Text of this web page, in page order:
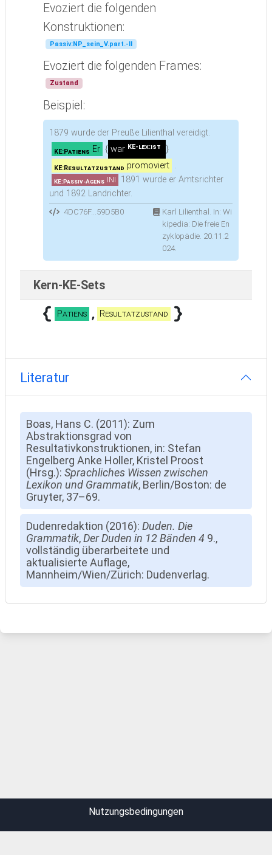
Evoziert die folgenden
Konstruktionen:
Passiv:NP_sein_V.part.-II
Evoziert die folgenden Frames:
Zustand
Beispiel:
1879 wurde der Preuße Lilienthal vereidigt.
KE:Patiens Er { war KE-lex:ist }
KE:Resultatzustand promoviert .
KE:Passiv-Agens INI
1891 wurde er Amtsrichter
und 1892 Landrichter.
4DC76F...59D5B0
Karl Lilienthal. In: Wi
kipedia: Die freie En
zyklopädie. 20.11.2
024.
Kern-KE-Sets
Patiens Resultatzustand
Literatur
Boas, Hans C. (2011): Zum
Abstraktionsgrad von
Resultativkonstruktionen, in: Stefan
Engelberg Anke Holler, Kristel Proost
(Hrsg.): Sprachliches Wissen zwischen
Lexikon und Grammatik, Berlin/Boston: de
Gruyter, 37–69.
Dudenredaktion (2016): Duden. Die
Grammatik,Der Duden in 12 Bänden 4 9.,
vollständig überarbeitete und
aktualisierte Auflage,
Mannheim/Wien/Zürich: Dudenverlag.
Nutzungsbedingungen